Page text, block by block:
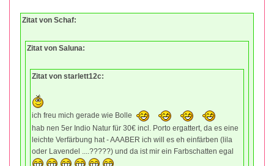
Zitat von Schaf:
Zitat von Saluna:
Zitat von starlett12c:
ich freu mich gerade wie Bolle
hab nen 5er Indio Natur für 30€ incl. Porto ergattert, da es eine
leichte Verfärbung hat - AAABER ich will es eh einfärben (lila
oder Lavendel ....?????) und da ist mir ein Farbschatten egal